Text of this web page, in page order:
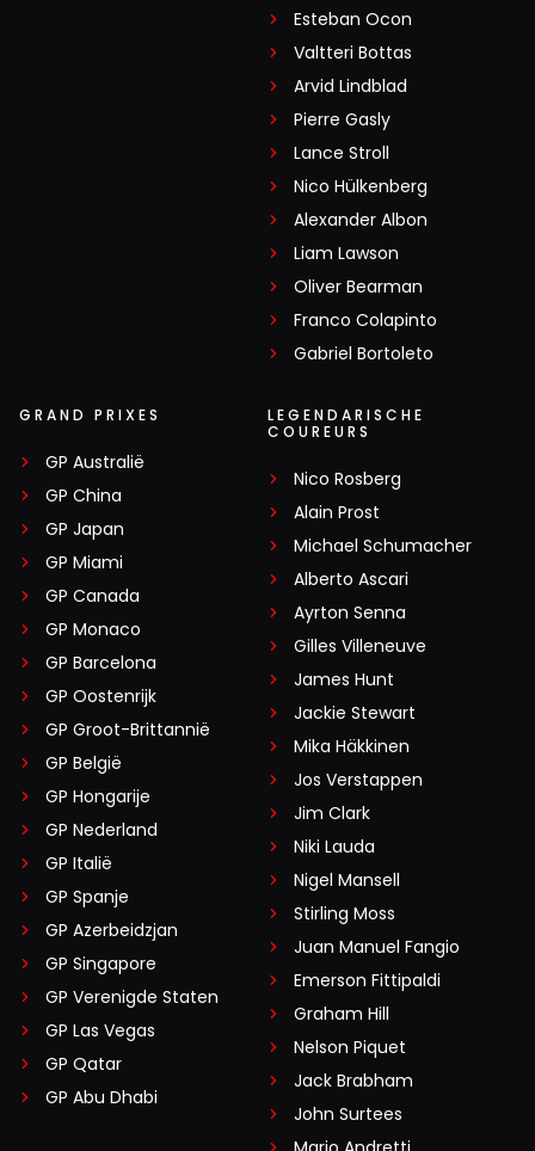
Esteban Ocon
Valtteri Bottas
Arvid Lindblad
Pierre Gasly
Lance Stroll
Nico Hülkenberg
Alexander Albon
Liam Lawson
Oliver Bearman
Franco Colapinto
Gabriel Bortoleto
GRAND PRIXES
GP Australië
GP China
GP Japan
GP Miami
GP Canada
GP Monaco
GP Barcelona
GP Oostenrijk
GP Groot-Brittannië
GP België
GP Hongarije
GP Nederland
GP Italië
GP Spanje
GP Azerbeidzjan
GP Singapore
GP Verenigde Staten
GP Las Vegas
GP Qatar
GP Abu Dhabi
LEGENDARISCHE
COUREURS
Nico Rosberg
Alain Prost
Michael Schumacher
Alberto Ascari
Ayrton Senna
Gilles Villeneuve
James Hunt
Jackie Stewart
Mika Häkkinen
Jos Verstappen
Jim Clark
Niki Lauda
Nigel Mansell
Stirling Moss
Juan Manuel Fangio
Emerson Fittipaldi
Graham Hill
Nelson Piquet
Jack Brabham
John Surtees